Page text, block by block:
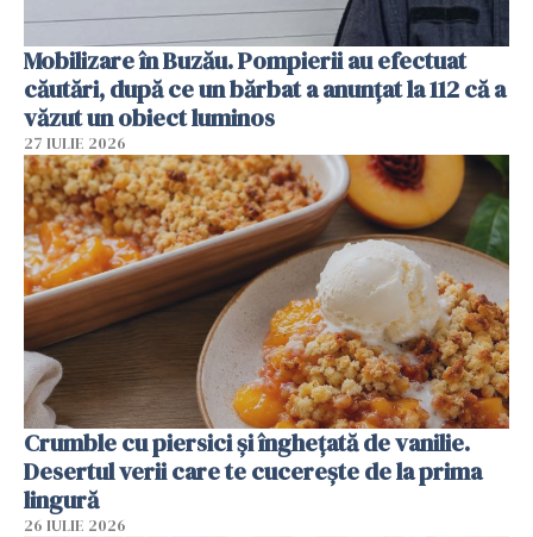
Mobilizare în Buzău. Pompierii au efectuat
căutări, după ce un bărbat a anunțat la 112 că a
văzut un obiect luminos
27 IULIE 2026
Crumble cu piersici și înghețată de vanilie.
Desertul verii care te cucerește de la prima
lingură
26 IULIE 2026